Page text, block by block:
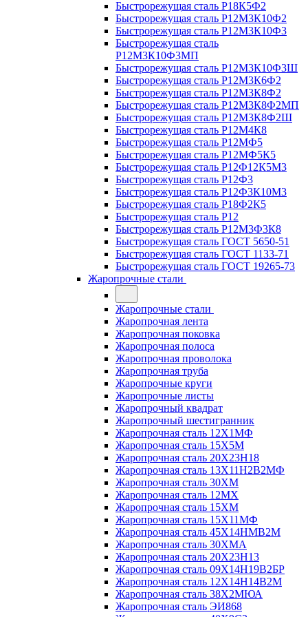
Быстрорежущая сталь Р18К5Ф2
Быстрорежущая сталь Р12М3К10Ф2
Быстрорежущая сталь Р12М3К10Ф3
Быстрорежущая сталь
Р12М3К10Ф3МП
Быстрорежущая сталь Р12М3К10Ф3Ш
Быстрорежущая сталь Р12М3К6Ф2
Быстрорежущая сталь Р12М3К8Ф2
Быстрорежущая сталь Р12М3К8Ф2МП
Быстрорежущая сталь Р12М3К8Ф2Ш
Быстрорежущая сталь Р12М4К8
Быстрорежущая сталь Р12МФ5
Быстрорежущая сталь Р12МФ5К5
Быстрорежущая сталь Р12Ф12К5М3
Быстрорежущая сталь Р12Ф3
Быстрорежущая сталь Р12Ф3К10М3
Быстрорежущая сталь Р18Ф2К5
Быстрорежущая сталь Р12
Быстрорежущая сталь Р12М3Ф3К8
Быстрорежущая сталь ГОСТ 5650-51
Быстрорежущая сталь ГОСТ 1133-71
Быстрорежущая сталь ГОСТ 19265-73
Жаропрочные стали
Жаропрочные стали
Жаропрочная лента
Жаропрочная поковка
Жаропрочная полоса
Жаропрочная проволока
Жаропрочная труба
Жаропрочные круги
Жаропрочные листы
Жаропрочный квадрат
Жаропрочный шестигранник
Жаропрочная сталь 12Х1МФ
Жаропрочная сталь 15Х5М
Жаропрочная сталь 20Х23Н18
Жаропрочная сталь 13Х11Н2В2МФ
Жаропрочная сталь 30ХМ
Жаропрочная сталь 12МХ
Жаропрочная сталь 15ХМ
Жаропрочная сталь 15Х11МФ
Жаропрочная сталь 45Х14НМВ2М
Жаропрочная сталь 30ХМА
Жаропрочная сталь 20Х23Н13
Жаропрочная сталь 09Х14Н19В2БР
Жаропрочная сталь 12Х14Н14В2М
Жаропрочная сталь 38Х2МЮА
Жаропрочная сталь ЭИ868